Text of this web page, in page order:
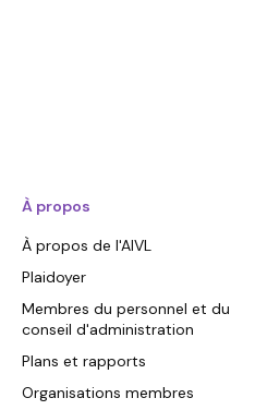
À propos
À propos de l'AIVL
Plaidoyer
Membres du personnel et du
conseil d'administration
Plans et rapports
Organisations membres